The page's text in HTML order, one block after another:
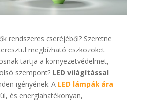
rendszeres cseréjéből? Szeretne
megbízható eszközöket
tartja a környezetvédelmet,
szempont? LED világítással
igényének. A LED lámpák ára
és energiahatékonyan,